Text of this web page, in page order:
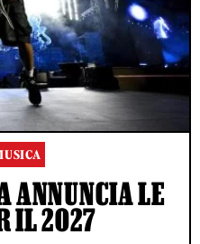
ANNUNCIA LE
IL 2027